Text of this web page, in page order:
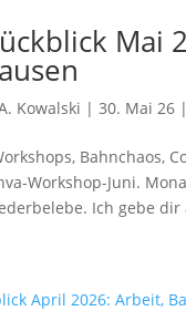
Mai
Kowalski |30. Mai 26
Bahnchaos,
Workshop-Juni.
Ich gebe